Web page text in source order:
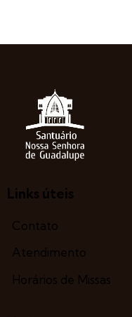
Links úteis
Contato
Atendimento
Horários de Missas